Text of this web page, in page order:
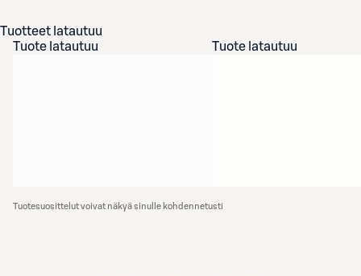
Tuotteet latautuu
Tuote latautuu
Tuote latautuu
Tuotesuosittelut voivat näkyä sinulle kohdennetusti